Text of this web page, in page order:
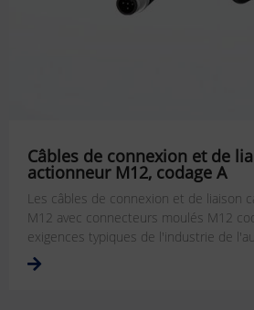
Câbles de connexion et de
actionneur M12, codage A
Les câbles de connexion et de liaison
M12 avec connecteurs moulés M12
exigences typiques de l'industrie de